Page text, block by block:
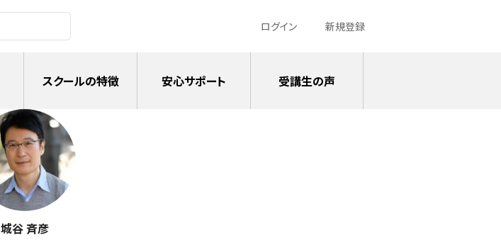
ログイン 新規登録
城谷 斉彦
スクールの特徴 安心サポート 受講生の声